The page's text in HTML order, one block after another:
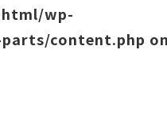
wp-
content.php